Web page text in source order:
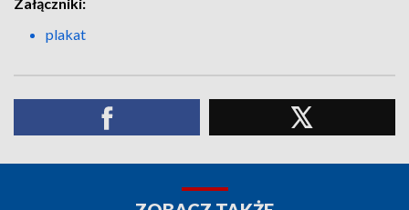
plakat